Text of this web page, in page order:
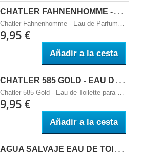
C
HATLER FAHNENHOMME - EAU DE PARFUM PARA HOMBRE 100 ML
9,95 €
Añadir a la cesta
C
HATLER 585 GOLD - EAU DE TOILETTE PARA HOMBRE 100 ML
9,95 €
Añadir a la cesta
A
GUA SALVAJE EAU DE TOILETTE POUR HOMME SPRAY 100 ML - SUNSET WORLD FRAGANCES